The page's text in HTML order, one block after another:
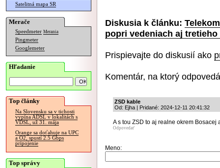
Satelitná mapa SR
Merače
Speedmeter Merania
Pingmeter
Googlemeter
Hľadanie
Top články
Na Slovensku sa v tichosti
vypína ADSL v lokalitách s
VDSL, už 31. mája
Orange sa doťahuje na UPC
a O2, spustí 2.5 Gbps
pripojenie
Top správy
Diskusia k článku:
popri vedeniach aj
Prispievajte do diskusií ako
Komentár, na ktorý
ZSD kable
Od: Ejha | Pridané: 2024-12-11 20:41:32
A s tou ZSD to aj realne okrem
Odpovedať
Meno: